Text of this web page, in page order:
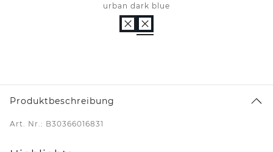
urban dark blue
Produktbeschreibung
Art. Nr.: B30366016831